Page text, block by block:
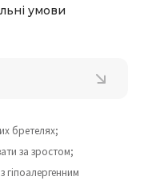
умови
бретелях;
за зростом;
гіпоалергенним